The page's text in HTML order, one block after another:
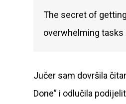
The secret of
overwhelming tasks
Jučer sam dovršila
Done” i odlučila